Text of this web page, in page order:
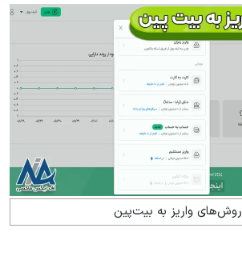
روش‌های واریز به بیت‌پین